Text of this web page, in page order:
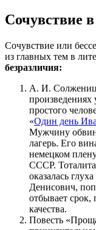
Сочувствие
Сочувствие или
из главных тем в
безразличия:
А. И.
простого
«Один день
Мужчину
лагерь. Его
немецком
СССР.
оказалась
Денисович,
отбывает срок,
качества.
Повесть